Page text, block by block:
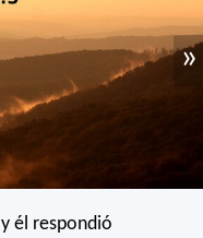
»
y él respondió